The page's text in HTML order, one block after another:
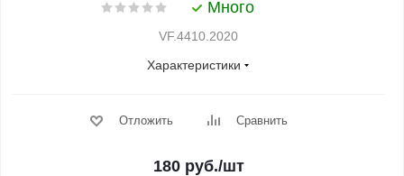
Много
VF.4410.2020
Характеристики
Отложить Сравнить
180 руб./шт